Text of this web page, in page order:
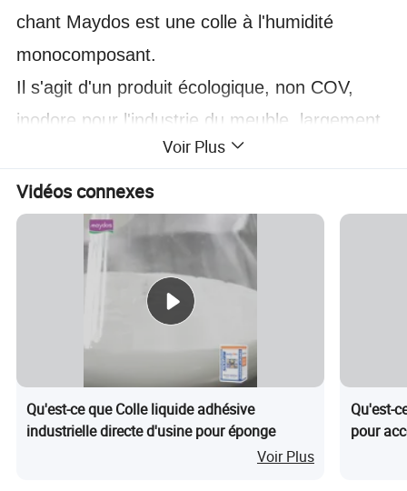
chant Maydos est une colle à l'humidité
monocomposant.
Il s'agit d'un produit écologique, non COV,
inodore pour l'industrie du meuble, largement
utilisé pour le panneau de densité, le bois
massif, la plaque en aluminium, le composé
d'étanchéité de bord de panneau en PVC,
adapté pour coller différents types de
matériaux, tels que le bois, la plaque en
papier, le PVC, l'ABS, etc
Fonctionnalités
Voir Plus
Vidéos connexes
Qu'est-ce que Colle liquide adhésive
industrielle directe d'usine pour éponge
Voir Plus
Qu'est-
pour